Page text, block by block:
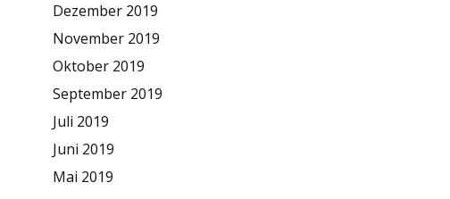
Dezember 2019
November 2019
Oktober 2019
September 2019
Juli 2019
Juni 2019
Mai 2019